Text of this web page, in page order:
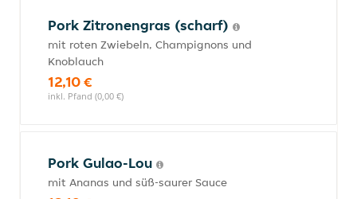
Pork Zitronengras (scharf)
mit roten Zwiebeln, Champignons und
Knoblauch
12,10 €
inkl. Pfand (0,00 €)
Pork Gulao-Lou
mit Ananas und süß-saurer Sauce